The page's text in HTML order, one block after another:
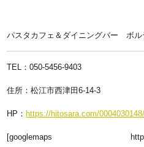
パスタカフェ＆ダイニングバー ボル
TEL：050-5456-9403
住所：松江市西津田6-14-3
HP： https://hitosara.com/0004030148/
[googlemaps https://